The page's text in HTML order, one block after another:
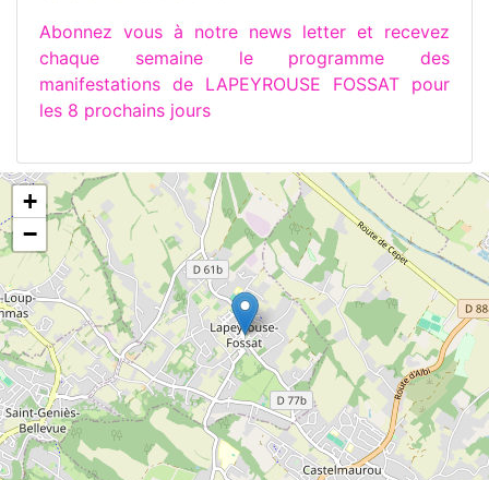
Abonnez vous à notre news letter et recevez
chaque semaine le programme des
manifestations de LAPEYROUSE FOSSAT pour
les 8 prochains jours
+
−